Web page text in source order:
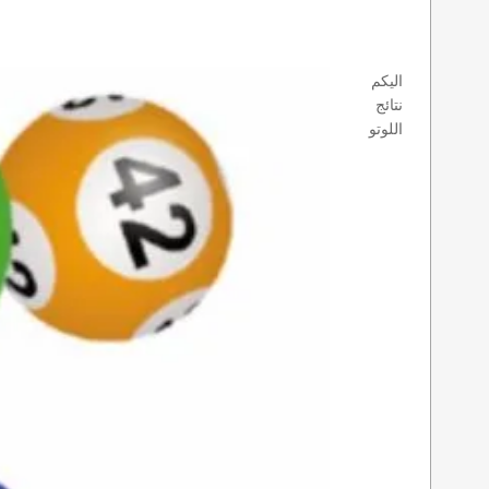
اليكم
نتائج
اللوتو